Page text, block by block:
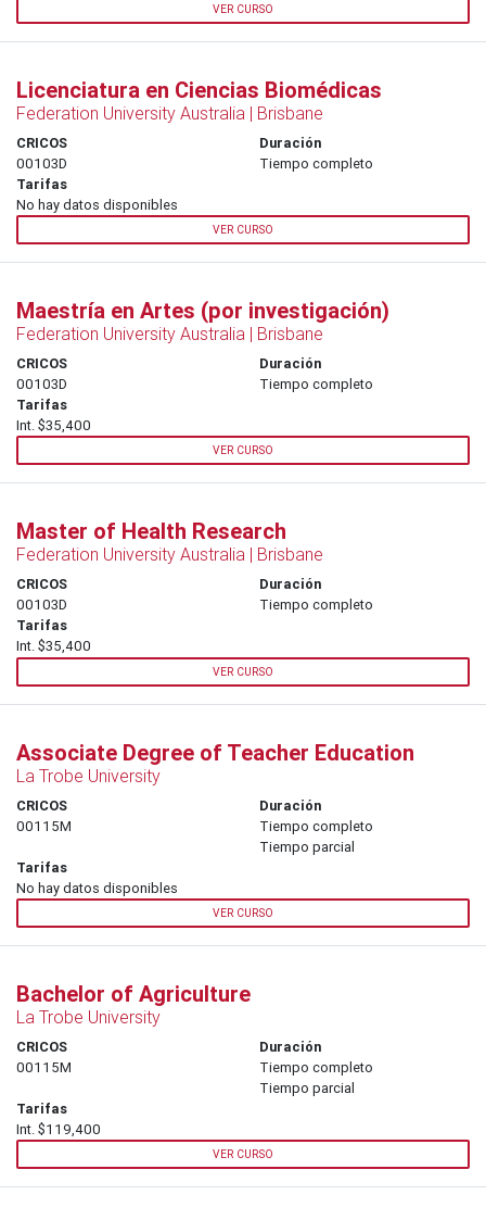
VER CURSO
Licenciatura en Ciencias Biomédicas
Federation University Australia | Brisbane
CRICOS
00103D
Duración
Tiempo completo
Tarifas
No hay datos disponibles
VER CURSO
Maestría en Artes (por investigación)
Federation University Australia | Brisbane
CRICOS
00103D
Duración
Tiempo completo
Tarifas
Int. $35,400
VER CURSO
Master of Health Research
Federation University Australia | Brisbane
CRICOS
00103D
Duración
Tiempo completo
Tarifas
Int. $35,400
VER CURSO
Associate Degree of Teacher Education
La Trobe University
CRICOS
00115M
Duración
Tiempo completo
Tiempo parcial
Tarifas
No hay datos disponibles
VER CURSO
Bachelor of Agriculture
La Trobe University
CRICOS
00115M
Duración
Tiempo completo
Tiempo parcial
Tarifas
Int. $119,400
VER CURSO